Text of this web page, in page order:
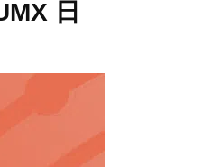
日